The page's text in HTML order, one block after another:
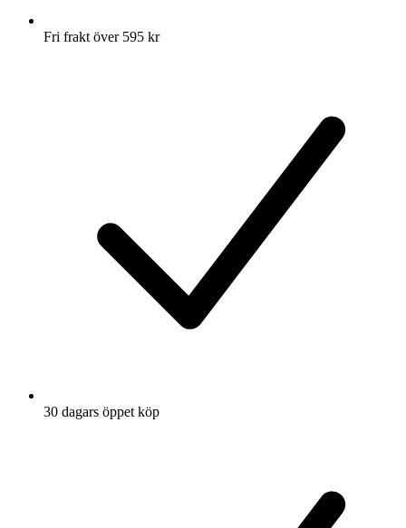
Fri frakt över 595 kr
30 dagars öppet köp